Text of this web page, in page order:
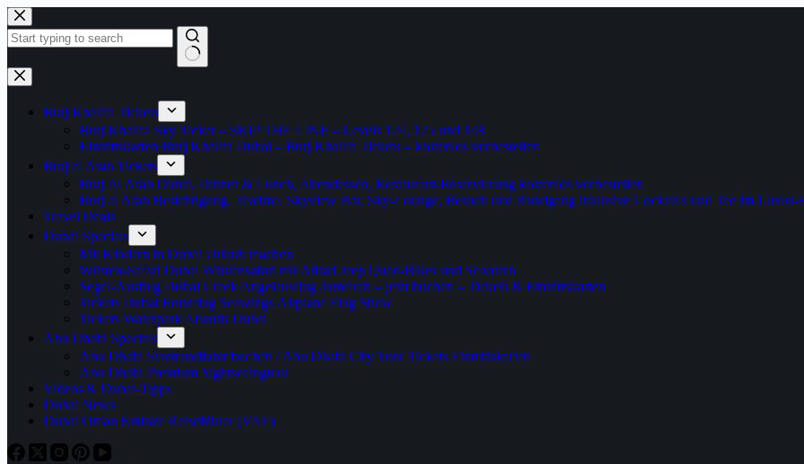
Zum
Inhalt
springen
Keine
Ergebnisse
Burj Khalifa Tickets
Burj Khalifa Sky Ticket – SKIP THE LINE – Levels 124, 125 und 148
Eintrittskarten Burj Khalifa Dubai – Burj Khalifa Tickets – kostenlos vorbestellen
Burj al Arab Tickets
Burj Al Arab Dubai, Dinner & Lunch, Abendessen, Restaurant-Reservierung kostenlos vorbestellen
Burj al Arab Besichtigung, Teatime, Skyview Bar, Sky-Lounge, Besuch und Rundgang inklusive Cocktails und Tee im Luxus-
Travel Deals
Dubai Specials
Mit Kindern in Dubai Urlaub machen
Wüsten-Safari Dubai Wüstensafari mit Allrad Jeep Quad-Bikes und Scootern
Segel-Ausflug Dubai Creek Angelausflug Jumeirah – jetzt buchen – Tickets & Eintrittskarten
Tickets Dubai Rundflug Seawings Airplane Flug Show
Tickets Waterpark Atlantis Dubai
Abu Dhabi Specials
Abu Dhabi Stadtrundfahrt buchen / Abu Dhabi City Tour Tickets Eintrittskarten
Abu Dhabi Premium Sightseeingtour
Videos & Dubai-Tipps
Dubai News
Dubai Oman Emirate Reiseführer (VAE)